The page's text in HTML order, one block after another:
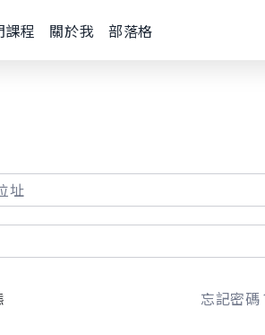
課程 關於我 部落格
忘記密碼